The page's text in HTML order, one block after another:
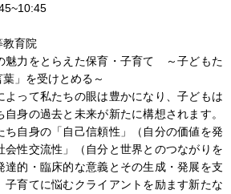
教育院
魅力をとらえた保育・子育て ～子どもた
」を受けとめる～
よって私たちの眼は豊かになり、子どもは
身の過去と未来が新たに構想されます。
ち自身の「自己信頼性」（自分の価値を発
会性交流性」（自分と世界とのつながりを
達的・臨床的な意義とその生成・発展を支
子育てに悩むクライアントを励ます新たな